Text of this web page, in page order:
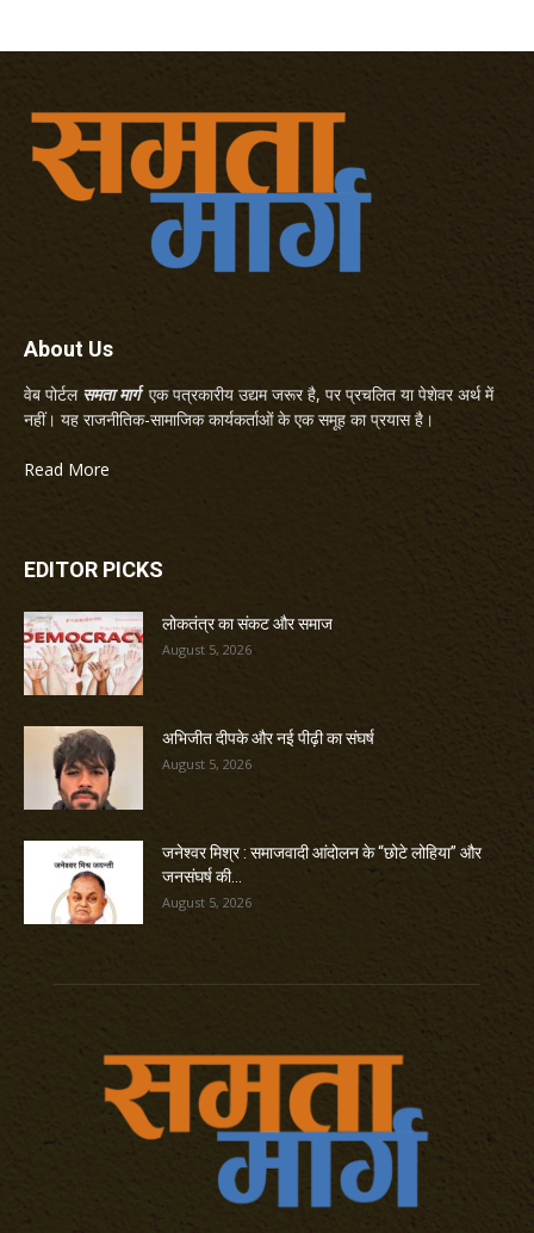
About Us
वेब पोर्टल समता मार्गएक पत्रकारीय उद्यम जरूर है, पर प्रचलित या पेशेवर अर्थ में
नहीं। यह राजनीतिक-सामाजिक कार्यकर्ताओं के एक समूह का प्रयास है।
Read More
EDITOR PICKS
लोकतंत्र का संकट और समाज
August 5, 2026
अभिजीत दीपके और नई पीढ़ी का संघर्ष
August 5, 2026
जनेश्वर मिश्र : समाजवादी आंदोलन के “छोटे लोहिया” और
जनसंघर्ष की...
August 5, 2026